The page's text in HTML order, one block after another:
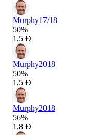
Murphy17/18
50%
1,5 Đ
Murphy2018
50%
1,5 Đ
Murphy2018
56%
1,8 Đ